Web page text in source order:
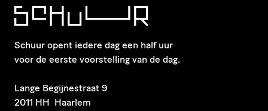
Schuur opent iedere dag een half uur
voor de eerste voorstelling van de dag.
​Lange Begijnestraat 9
2011 HH Haarlem